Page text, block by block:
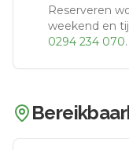
Reserveren
weekend en
0294 234 070.